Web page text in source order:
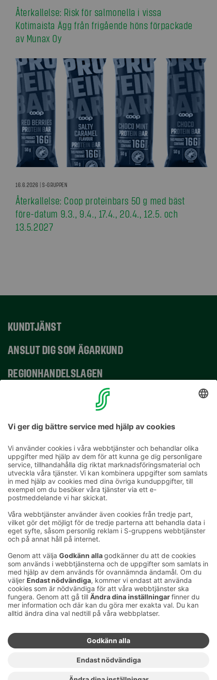
Återkallelse: Risk för salmonella i vissa
Kotimaista Ägg från frigående höns förpackade
av Munax Oy
16.6.2026 | S-GRUPPEN
Återkallelse: Coop proteinbars 50 g med bäst
före-datum 9.3., 9.4., 17.4., 20.4., 12.5. och
13.5.2027
KUNDTJÄNST
ANSLUT DIG SOM ÄGARKUND
REGIONHANDELSLAGEN
VERKSAMHETSSTÄLLEN
E-postadresser i S-gruppen finns i formuläret
förnamn.släktnamn@sok.fi
Följ oss:
Ändra inställningar för cookies
Information om cookies